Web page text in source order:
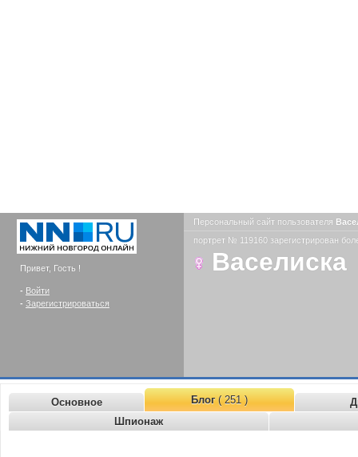
Привет, Гость !
- Войти
- Зарегистрироваться
Персональный сайт пользователя
портрет № 119160 зарегистрирован
Васелиска
Основное Блог( 251 )
Шпионаж